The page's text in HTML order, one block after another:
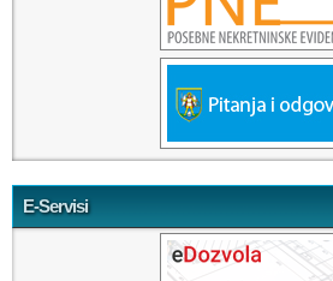
E-Servisi